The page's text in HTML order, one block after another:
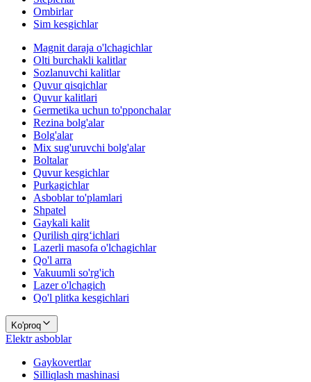
Ombirlar
Sim kesgichlar
Magnit daraja o'lchagichlar
Olti burchakli kalitlar
Sozlanuvchi kalitlar
Quvur qisqichlar
Quvur kalitlari
Germetika uchun to'pponchalar
Rezina bolg'alar
Bolg'alar
Mix sug'uruvchi bolg'alar
Boltalar
Quvur kesgichlar
Purkagichlar
Asboblar to'plamlari
Shpatel
Gaykali kalit
Qurilish qirg‘ichlari
Lazerli masofa o'lchagichlar
Qo'l arra
Vakuumli so'rg'ich
Lazer o'lchagich
Qo'l plitka kesgichlari
Ko'proq
Elektr asboblar
Gaykovertlar
Silliqlash mashinasi